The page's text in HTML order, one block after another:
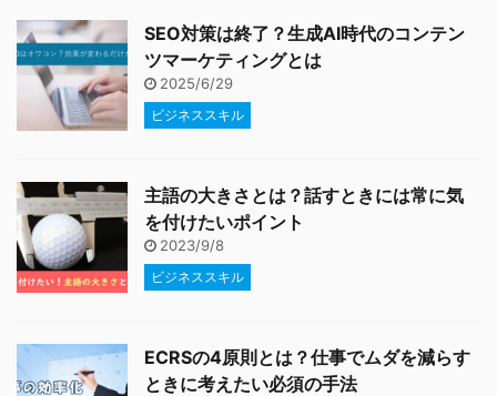
SEO対策は終了？生成AI時代のコンテン
ツマーケティングとは
2025/6/29
ビジネススキル
主語の大きさとは？話すときには常に気
を付けたいポイント
2023/9/8
ビジネススキル
ECRSの4原則とは？仕事でムダを減らす
ときに考えたい必須の手法